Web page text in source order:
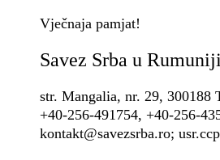
Vječnaja pamjat!
Savez Srba u Rumuniji
str. Mangalia, nr. 29, 300188
+40-256-491754, +40-256-
kontakt@savezsrba.ro;